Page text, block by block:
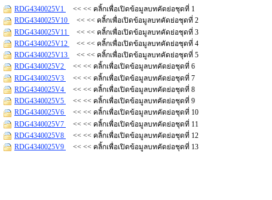
RDG4340025V1
<< << คลิ้กเพื่อเปิดข้อมูลบทคัดย่อชุดที่ 1
RDG4340025V10
<< << คลิ้กเพื่อเปิดข้อมูลบทคัดย่อชุดที่ 2
RDG4340025V11
<< << คลิ้กเพื่อเปิดข้อมูลบทคัดย่อชุดที่ 3
RDG4340025V12
<< << คลิ้กเพื่อเปิดข้อมูลบทคัดย่อชุดที่ 4
RDG4340025V13
<< << คลิ้กเพื่อเปิดข้อมูลบทคัดย่อชุดที่ 5
RDG4340025V2
<< << คลิ้กเพื่อเปิดข้อมูลบทคัดย่อชุดที่ 6
RDG4340025V3
<< << คลิ้กเพื่อเปิดข้อมูลบทคัดย่อชุดที่ 7
RDG4340025V4
<< << คลิ้กเพื่อเปิดข้อมูลบทคัดย่อชุดที่ 8
RDG4340025V5
<< << คลิ้กเพื่อเปิดข้อมูลบทคัดย่อชุดที่ 9
RDG4340025V6
<< << คลิ้กเพื่อเปิดข้อมูลบทคัดย่อชุดที่ 10
RDG4340025V7
<< << คลิ้กเพื่อเปิดข้อมูลบทคัดย่อชุดที่ 11
RDG4340025V8
<< << คลิ้กเพื่อเปิดข้อมูลบทคัดย่อชุดที่ 12
RDG4340025V9
<< << คลิ้กเพื่อเปิดข้อมูลบทคัดย่อชุดที่ 13